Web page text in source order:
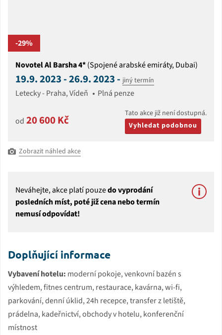
-29%
Novotel Al Barsha 4*(Spojené arabské emiráty, Dubai)
19.9. 2023 - 26.9. 2023 - jiný termín
Letecky - Praha, Vídeň Plná penze
od 20 600 Kč
Tato akce již není dostupná.
Vyhledat podobnou
Zobrazit náhled akce
Neváhejte, akce platí pouzedo vyprodání
posledních míst, poté již cena nebo termín
nemusí odpovídat!
Doplňující informace
Vybavení hotelu: moderní pokoje, venkovní bazén s
výhledem, fitnes centrum, restaurace, kavárna, wi-fi,
parkování, denní úklid, 24h recepce, transfer z letiště,
prádelna, kadeřnictví, obchody v hotelu, konferenční
místnost